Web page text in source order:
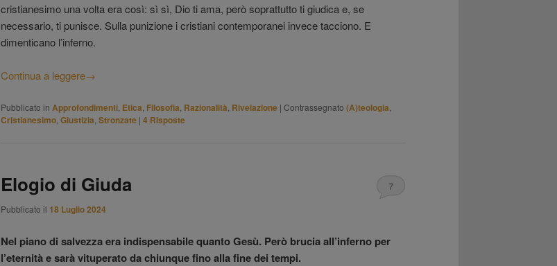
cristianesimo una volta era così: sì sì, Dio ti ama, però soprattutto ti giudica e, se
necessario, ti punisce. Sulla punizione i cristiani contemporanei invece tacciono. E
dimenticano l’inferno.
Continua a leggere→
Pubblicato in Approfondimenti Etica Filosofia Razionalità Rivelazione | Contrassegnato (A)teologia
Cristianesimo Giustizia Stronzate | 4 Risposte
Elogio di Giuda
Pubblicato il 18 Luglio 2024
7
Nel piano di salvezza era indispensabile quanto Gesù. Però brucia all’inferno per
l’eternità e sarà vituperato da chiunque fino alla fine dei tempi.